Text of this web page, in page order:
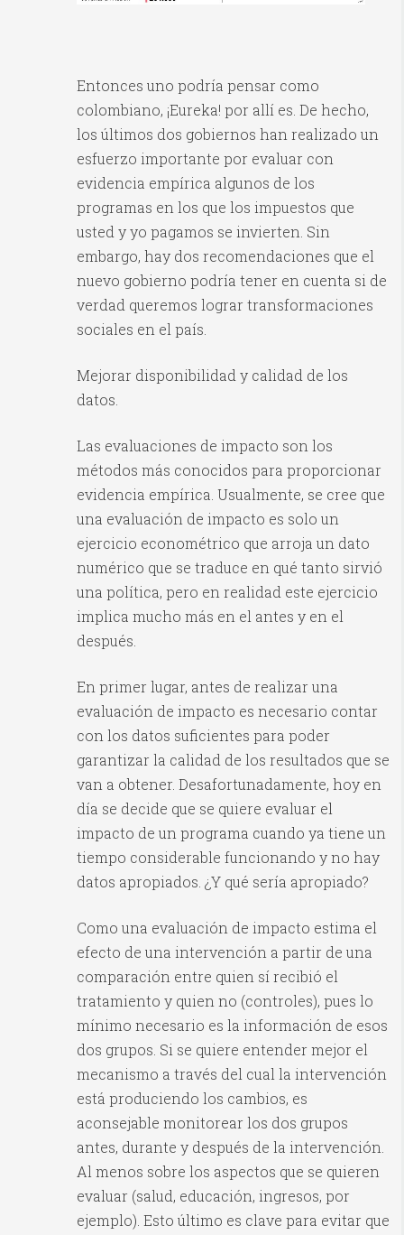
Entonces uno podría pensar como
colombiano, ¡Eureka! por allí es. De hecho,
los últimos dos gobiernos han realizado un
esfuerzo importante por evaluar con
evidencia empírica algunos de los
programas en los que los impuestos que
usted y yo pagamos se invierten. Sin
embargo, hay dos recomendaciones que el
nuevo gobierno podría tener en cuenta si de
verdad queremos lograr transformaciones
sociales en el país.
Mejorar disponibilidad y calidad de los
datos.
Las evaluaciones de impacto son los
métodos más conocidos para proporcionar
evidencia empírica. Usualmente, se cree que
una evaluación de impacto es solo un
ejercicio econométrico que arroja un dato
numérico que se traduce en qué tanto sirvió
una política, pero en realidad este ejercicio
implica mucho más en el antes y en el
después.
En primer lugar, antes de realizar una
evaluación de impacto es necesario contar
con los datos suficientes para poder
garantizar la calidad de los resultados que se
van a obtener. Desafortunadamente, hoy en
día se decide que se quiere evaluar el
impacto de un programa cuando ya tiene un
tiempo considerable funcionando y no hay
datos apropiados. ¿Y qué sería apropiado?
Como una evaluación de impacto estima el
efecto de una intervención a partir de una
comparación entre quien sí recibió el
tratamiento y quien no (controles), pues lo
mínimo necesario es la información de esos
dos grupos. Si se quiere entender mejor el
mecanismo a través del cual la intervención
está produciendo los cambios, es
aconsejable monitorear los dos grupos
antes, durante y después de la intervención.
Al menos sobre los aspectos que se quieren
evaluar (salud, educación, ingresos, por
ejemplo). Esto último es clave para evitar que